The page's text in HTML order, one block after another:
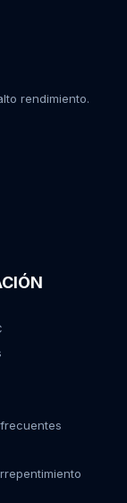
rendimiento.